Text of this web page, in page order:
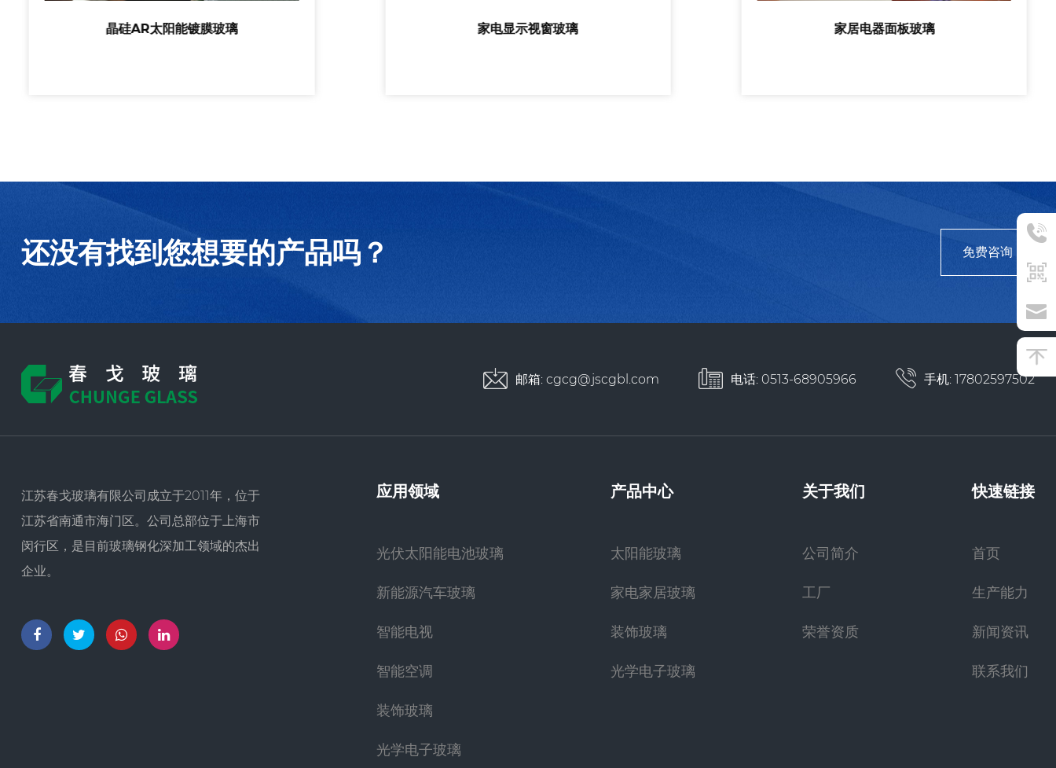
晶硅AR太阳能镀膜玻璃 家电显示视窗玻璃 家居电器面板玻璃
还没有找到您想要的产品吗？ 免费咨询
邮箱: cgcg@jscgbl.com 电话: 0513-68905966 手机: 17802597502
江苏春戈玻璃有限公司成立于2011年，位于
江苏省南通市海门区。公司总部位于上海市
闵行区，是目前玻璃钢化深加工领域的杰出
企业。
应用领域
光伏太阳能电池玻璃
新能源汽车玻璃
智能电视
智能空调
装饰玻璃
光学电子玻璃
产品中心
太阳能玻璃
家电家居玻璃
装饰玻璃
光学电子玻璃
关于我们
公司简介
工厂
荣誉资质
快速链接
首页
生产能力
新闻资讯
联系我们